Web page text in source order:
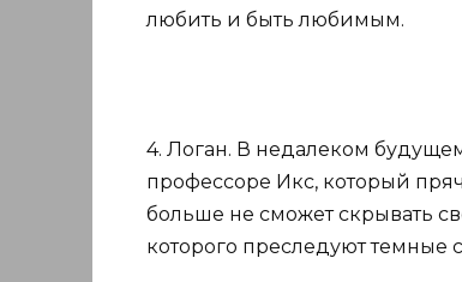
любить и быть любимым.
4. Логан. В недалеком
профессоре Икс, который
больше не сможет скрывать
которого преследуют темные